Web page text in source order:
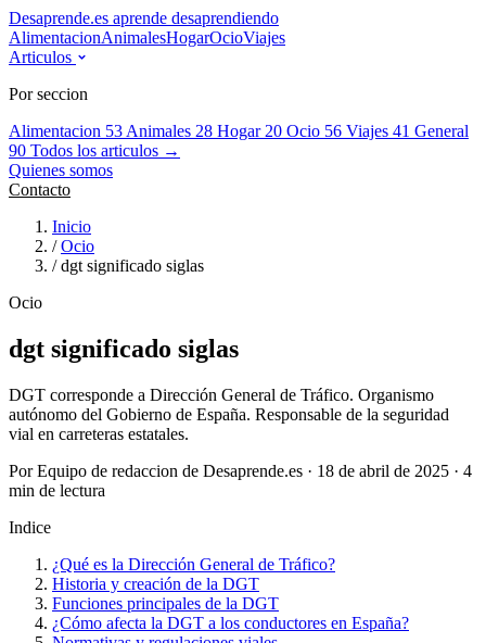
Desaprende.es aprende desaprendiendo
AlimentacionAnimalesHogarOcioViajes
Articulos
Por seccion
Alimentacion 53 Animales 28 Hogar 20 Ocio 56 Viajes 41 General
90 Todos los articulos →
Quienes somos
Contacto
Inicio
/ Ocio
/ dgt significado siglas
Ocio
dgt significado siglas
DGT corresponde a Dirección General de Tráfico. Organismo
autónomo del Gobierno de España. Responsable de la seguridad
vial en carreteras estatales.
Por Equipo de redaccion de Desaprende.es · 18 de abril de 2025 · 4
min de lectura
Indice
¿Qué es la Dirección General de Tráfico?
Historia y creación de la DGT
Funciones principales de la DGT
¿Cómo afecta la DGT a los conductores en España?